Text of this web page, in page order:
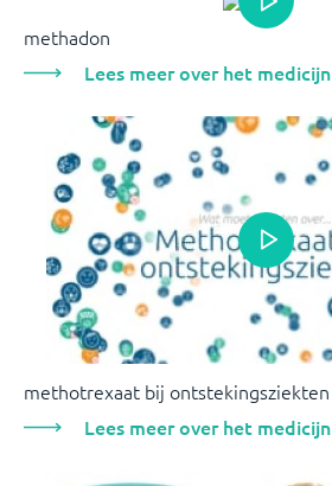
methadon
Lees meer over het medicijn
methotrexaat bij ontstekingsziekten
Lees meer over het medicijn